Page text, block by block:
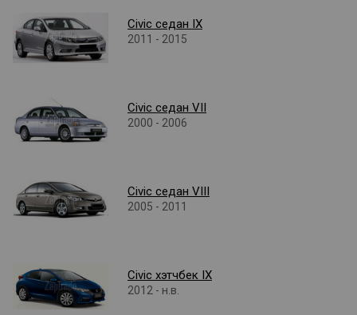
Civic седан IX
2011 - 2015
Civic седан VII
2000 - 2006
Civic седан VIII
2005 - 2011
Civic хэтчбек IX
2012 - н.в.